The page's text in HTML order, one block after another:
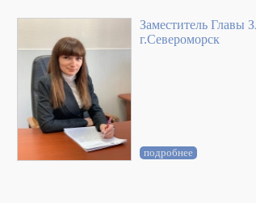
Заместитель Главы
г.Североморск
подробнее